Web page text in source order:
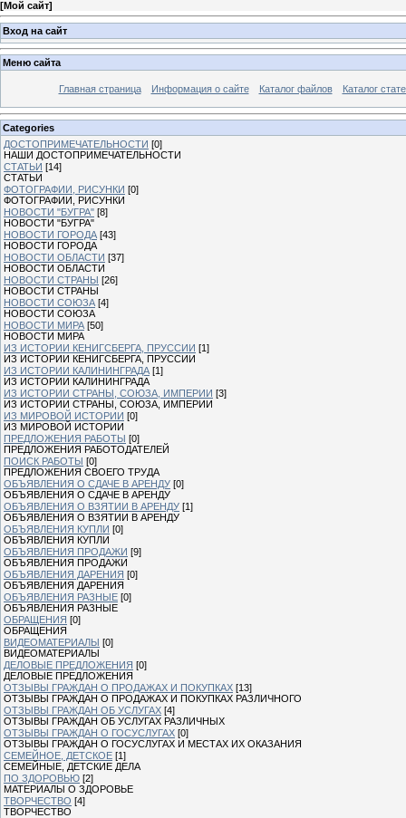
[Мой сайт]
Вход на сайт
Меню сайта
Главная страница Информация о сайте Каталог файлов Каталог
Categories
ДОСТОПРИМЕЧАТЕЛЬНОСТИ [0]
НАШИ ДОСТОПРИМЕЧАТЕЛЬНОСТИ
СТАТЬИ [14]
СТАТЬИ
ФОТОГРАФИИ, РИСУНКИ [0]
ФОТОГРАФИИ, РИСУНКИ
НОВОСТИ "БУГРА" [8]
НОВОСТИ "БУГРА"
НОВОСТИ ГОРОДА [43]
НОВОСТИ ГОРОДА
НОВОСТИ ОБЛАСТИ [37]
НОВОСТИ ОБЛАСТИ
НОВОСТИ СТРАНЫ [26]
НОВОСТИ СТРАНЫ
НОВОСТИ СОЮЗА [4]
НОВОСТИ СОЮЗА
НОВОСТИ МИРА [50]
НОВОСТИ МИРА
ИЗ ИСТОРИИ КЕНИГСБЕРГА, ПРУССИИ [1]
ИЗ ИСТОРИИ КЕНИГСБЕРГА, ПРУССИИ
ИЗ ИСТОРИИ КАЛИНИНГРАДА [1]
ИЗ ИСТОРИИ КАЛИНИНГРАДА
ИЗ ИСТОРИИ СТРАНЫ, СОЮЗА, ИМПЕРИИ [3]
ИЗ ИСТОРИИ СТРАНЫ, СОЮЗА, ИМПЕРИИ
ИЗ МИРОВОЙ ИСТОРИИ [0]
ИЗ МИРОВОЙ ИСТОРИИ
ПРЕДЛОЖЕНИЯ РАБОТЫ [0]
ПРЕДЛОЖЕНИЯ РАБОТОДАТЕЛЕЙ
ПОИСК РАБОТЫ [0]
ПРЕДЛОЖЕНИЯ СВОЕГО ТРУДА
ОБЪЯВЛЕНИЯ О СДАЧЕ В АРЕНДУ [0]
ОБЪЯВЛЕНИЯ О СДАЧЕ В АРЕНДУ
ОБЪЯВЛЕНИЯ О ВЗЯТИИ В АРЕНДУ [1]
ОБЪЯВЛЕНИЯ О ВЗЯТИИ В АРЕНДУ
ОБЪЯВЛЕНИЯ КУПЛИ [0]
ОБЪЯВЛЕНИЯ КУПЛИ
ОБЪЯВЛЕНИЯ ПРОДАЖИ [9]
ОБЪЯВЛЕНИЯ ПРОДАЖИ
ОБЪЯВЛЕНИЯ ДАРЕНИЯ [0]
ОБЪЯВЛЕНИЯ ДАРЕНИЯ
ОБЪЯВЛЕНИЯ РАЗНЫЕ [0]
ОБЪЯВЛЕНИЯ РАЗНЫЕ
ОБРАЩЕНИЯ [0]
ОБРАЩЕНИЯ
ВИДЕОМАТЕРИАЛЫ [0]
ВИДЕОМАТЕРИАЛЫ
ДЕЛОВЫЕ ПРЕДЛОЖЕНИЯ [0]
ДЕЛОВЫЕ ПРЕДЛОЖЕНИЯ
ОТЗЫВЫ ГРАЖДАН О ПРОДАЖАХ И ПОКУПКАХ [13]
ОТЗЫВЫ ГРАЖДАН О ПРОДАЖАХ И ПОКУПКАХ РАЗЛИЧНОГО
ОТЗЫВЫ ГРАЖДАН ОБ УСЛУГАХ [4]
ОТЗЫВЫ ГРАЖДАН ОБ УСЛУГАХ РАЗЛИЧНЫХ
ОТЗЫВЫ ГРАЖДАН О ГОСУСЛУГАХ [0]
ОТЗЫВЫ ГРАЖДАН О ГОСУСЛУГАХ И МЕСТАХ ИХ ОКАЗАНИЯ
СЕМЕЙНОЕ, ДЕТСКОЕ [1]
СЕМЕЙНЫЕ, ДЕТСКИЕ ДЕЛА
ПО ЗДОРОВЬЮ [2]
МАТЕРИАЛЫ О ЗДОРОВЬЕ
ТВОРЧЕСТВО [4]
ТВОРЧЕСТВО